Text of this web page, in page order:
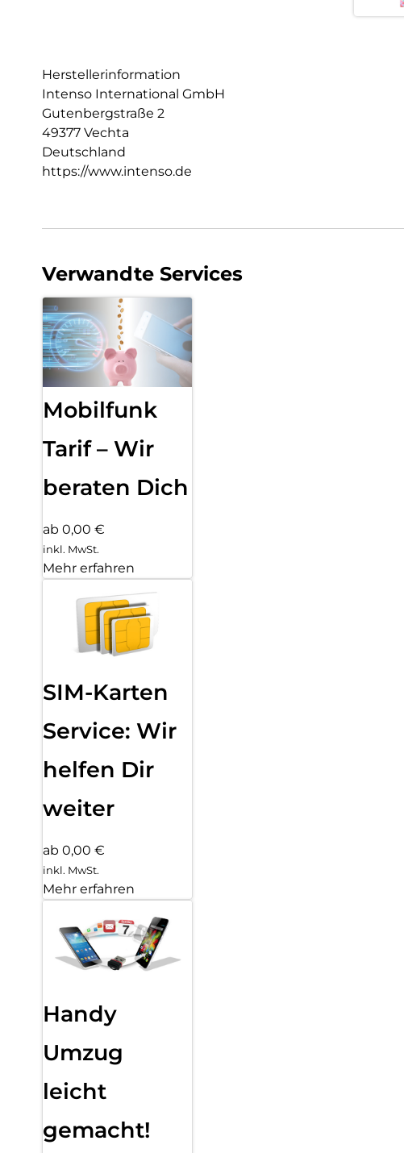
Herstellerinformation
Intenso International GmbH
Gutenbergstraße 2
49377 Vechta
Deutschland
https://www.intenso.de
Verwandte Services
Mobilfunk
Tarif – Wir
beraten Dich
ab 0,00 €
inkl. MwSt.
Mehr erfahren
SIM-Karten
Service: Wir
helfen Dir
weiter
ab 0,00 €
inkl. MwSt.
Mehr erfahren
Handy
Umzug
leicht
gemacht!